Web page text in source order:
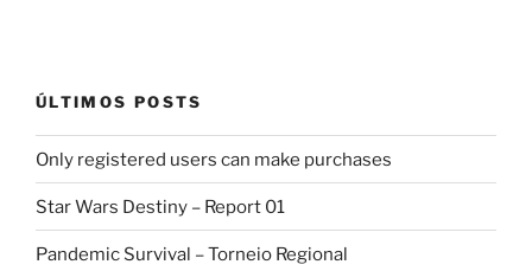
ÚLTIMOS POSTS
Only registered users can make purchases
Star Wars Destiny – Report 01
Pandemic Survival – Torneio Regional